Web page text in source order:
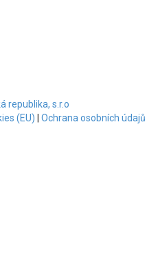
republika, s.r.o
(EU) | Ochrana osobních údajů